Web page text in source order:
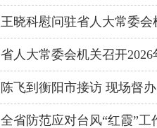
王晓科慰问驻省人大常委
省人大常委会机关召开
陈飞到衡阳市接访 现场督
全省防范应对台风“红霞”